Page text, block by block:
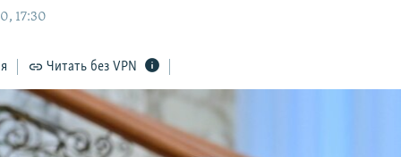
17:30
Читать без VPN